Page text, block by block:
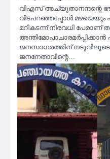
വിഎസ് അച്യുതാനന്ദന്റെ
വിടപറഞ്ഞപ്പോൾ
മറികടന്ന് നിരവധി പേരാണ്
ജനസാഗരത്തിന് നടുവിലൂടെ
ജനനേതാവിന്റെ…